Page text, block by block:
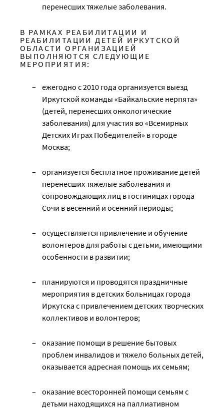
перенесших тяжелые заболевания.
В РАМКАХ РЕАБИЛИТАЦИИ И
РЕАБИЛИТАЦИИ ДЕТЕЙ ИРКУТСКОЙ
ОБЛАСТИ ОРГАНИЗАЦИЕЙ
ВЫПОЛНЯЮТСЯ СЛЕДУЮЩИЕ
МЕРОПРИЯТИЯ:
ежегодно с 2010 года организуется выезд
Иркутской команды «Байкальские нерпята»
(детей, перенесших онкологические
заболевания) для участия во «Всемирных
Детских Играх Победителей» в городе
Москва;
организуется бесплатное проживание детей
перенесших тяжелые заболевания и
сопровождающих лиц в гостиницах города
Сочи в весенний и осенний периоды;
осуществляется привлечение и обучение
волонтеров для работы с детьми, имеющими
особенности в развитии;
планируются и проводятся праздничные
мероприятия в детских больницах города
Иркутска с привлечением детских творческих
коллективов и волонтеров;
оказание помощи в решение бытовых
проблем инвалидов и тяжело больных детей,
оказывается адресная помощь их семьям;
оказание всесторонней помощи семьям с
детьми находящихся на паллиативном